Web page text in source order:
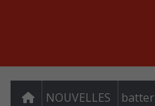
NOUVELLES